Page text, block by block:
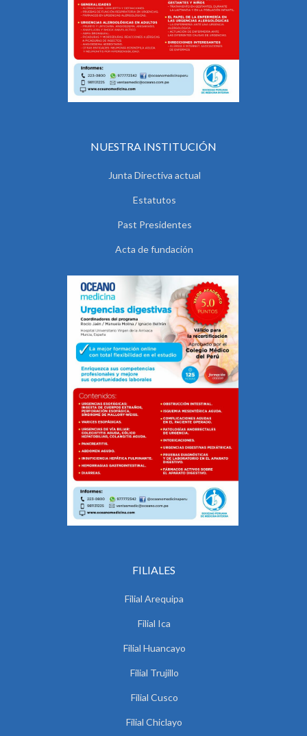
NUESTRA INSTITUCIÓN
Junta Directiva actual
Estatutos
Past Presidentes
Acta de fundación
FILIALES
Filial Arequipa
Filial Ica
Filial Huancayo
Filial Trujillo
Filial Cusco
Filial Chiclayo